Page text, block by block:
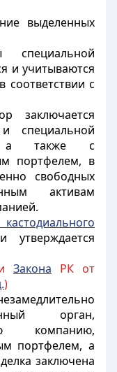
выделенных
и учитываются
соответствии с
заключается
специальной
а также с
портфелем, в
свободных
активам
утверждается
Закона РК от
)
орган,
компанию,
портфелем, а
заключена